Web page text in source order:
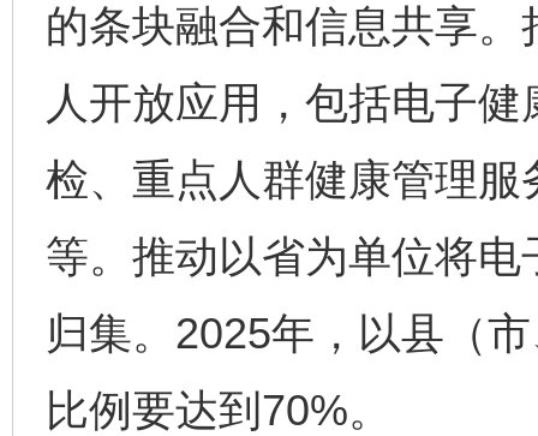
的条块融合和信息共享
人开放应用，包括电子
检、重点人群健康管理
等。推动以省为单位将
归集。2025年，以县（
比例要达到70%。